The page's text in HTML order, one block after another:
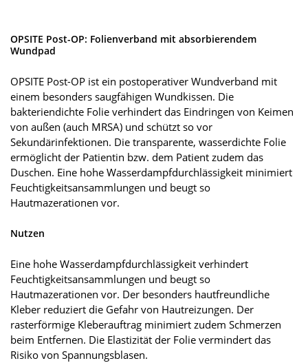
OPSITE Post-OP: Folienverband mit absorbierendem
Wundpad
OPSITE Post-OP ist ein postoperativer Wundverband mit
einem besonders saugfähigen Wundkissen. Die
bakteriendichte Folie verhindert das Eindringen von Keimen
von außen (auch MRSA) und schützt so vor
Sekundärinfektionen. Die transparente, wasserdichte Folie
ermöglicht der Patientin bzw. dem Patient zudem das
Duschen. Eine hohe Wasserdampfdurchlässigkeit minimiert
Feuchtigkeitsansammlungen und beugt so
Hautmazerationen vor.
Nutzen
Eine hohe Wasserdampfdurchlässigkeit verhindert
Feuchtigkeitsansammlungen und beugt so
Hautmazerationen vor. Der besonders hautfreundliche
Kleber reduziert die Gefahr von Hautreizungen. Der
rasterförmige Kleberauftrag minimiert zudem Schmerzen
beim Entfernen. Die Elastizität der Folie vermindert das
Risiko von Spannungsblasen.